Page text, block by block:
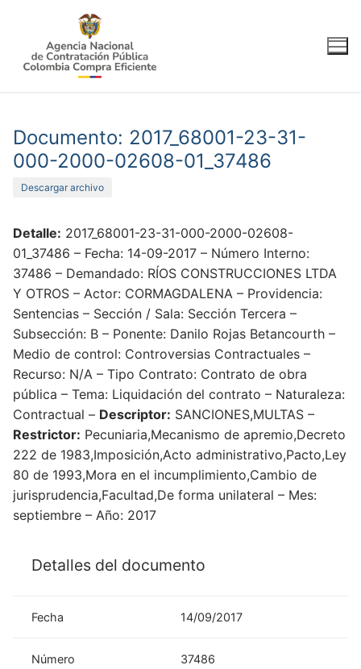
contenido
Documento: 2017_68001-23-31-
000-2000-02608-01_37486
Descargar archivo
Detalle: 2017_68001-23-31-000-2000-02608-
01_37486 – Fecha: 14-09-2017 – Número Interno:
37486 – Demandado: RÍOS CONSTRUCCIONES LTDA
Y OTROS – Actor: CORMAGDALENA – Providencia:
Sentencias – Sección / Sala: Sección Tercera –
Subsección: B – Ponente: Danilo Rojas Betancourth –
Medio de control: Controversias Contractuales –
Recurso: N/A – Tipo Contrato: Contrato de obra
pública – Tema: Liquidación del contrato – Naturaleza:
Contractual – Descriptor: SANCIONES,MULTAS –
Restrictor: Pecuniaria,Mecanismo de apremio,Decreto
222 de 1983,Imposición,Acto administrativo,Pacto,Ley
80 de 1993,Mora en el incumplimiento,Cambio de
jurisprudencia,Facultad,De forma unilateral – Mes:
septiembre – Año: 2017
Detalles del documento
Fecha 14/09/2017
Número
37486